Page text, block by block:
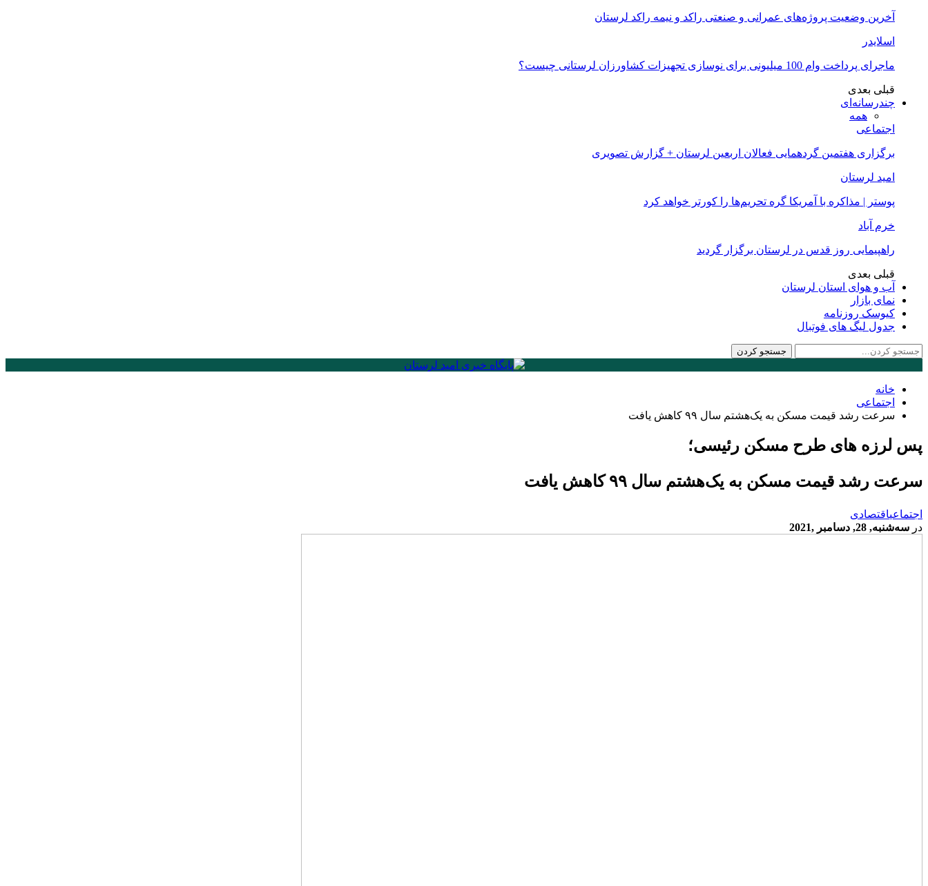
آخرین وضعیت پروژه‌های عمرانی و صنعتی راکد و نیمه راکد لرستان
اسلایدر
ماجرای پرداخت وام 100 میلیونی برای نوسازی تجهیزات کشاورزان لرستانی چیست؟
قبلی بعدی
چندرسانه‌ای
همه
اجتماعی
برگزاری هفتمین گردهمایی فعالان اربعین لرستان + گزارش تصویری
امید لرستان
پوستر | مذاکره با آمریکا گره تحریم‌ها را کورتر خواهد کرد
خرم آباد
راهپیمایی روز قدس در لرستان برگزار گردید
قبلی بعدی
آب و هوای استان لرستان
نمای بازار
کیوسک روزنامه
جدول لیگ های فوتبال
خانه
اجتماعی
سرعت رشد قیمت مسکن به یک‌هشتم سال ۹۹ کاهش یافت
پس لرزه های طرح مسکن رئیسی؛
سرعت رشد قیمت مسکن به یک‌هشتم سال ۹۹ کاهش یافت
اجتماعیاقتصادی
در سه‌شنبه, 28, دسامبر ,2021